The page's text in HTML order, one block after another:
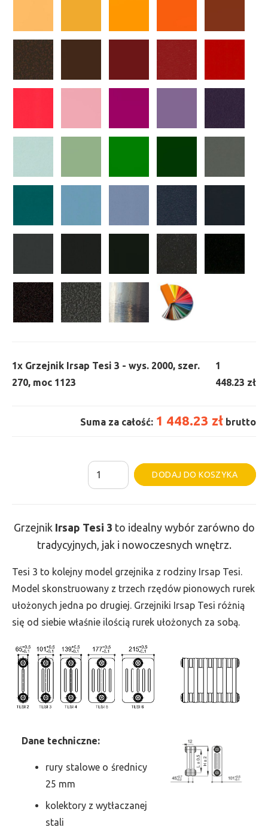
1x Grzejnik Irsap Tesi 3 - wys. 2000, szer.
270, moc 1123
1
448.23 zł
Suma za całość: 1 448.23 zł brutto
ilość
Grzejnik
-
wys.
2000,
szer.
270,
1123
DODAJ DO KOSZYKA
Grzejnik Irsap Tesi 3 to idealny wybór zarówno do
tradycyjnych, jak i nowoczesnych wnętrz.
Tesi 3 to kolejny model grzejnika z rodziny Irsap Tesi.
Model skonstruowany z trzech rzędów pionowych rurek
ułożonych jedna po drugiej. Grzejniki Irsap Tesi różnią
się od siebie właśnie ilością rurek ułożonych za sobą.
Dane techniczne:
rury stalowe o średnicy
25 mm
kolektory z wytłaczanej
stali